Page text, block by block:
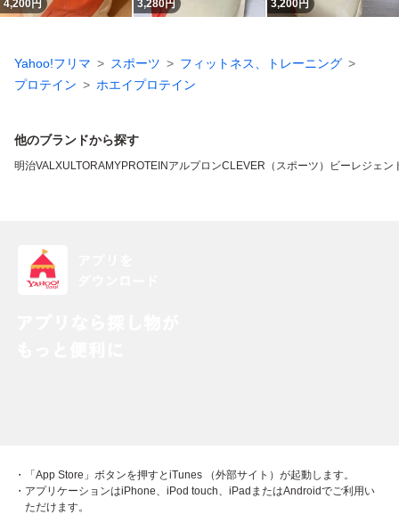
4,200円 3,280円 3,200円
Yahoo!フリマ スポーツ
フィットネス、トレーニング
プロテイン
ホエイプロテイン
他のブランドから探す
明治VALXULTORAMYPROTEIN アルプロンCLEVER（スポーツ） ビーレジェン
・「App Store」ボタンを押すとiTunes （外部サイト）が起動します。
・アプリケーションはiPhone、iPod touch、iPadまたはAndroidでご利用い
ただけます。